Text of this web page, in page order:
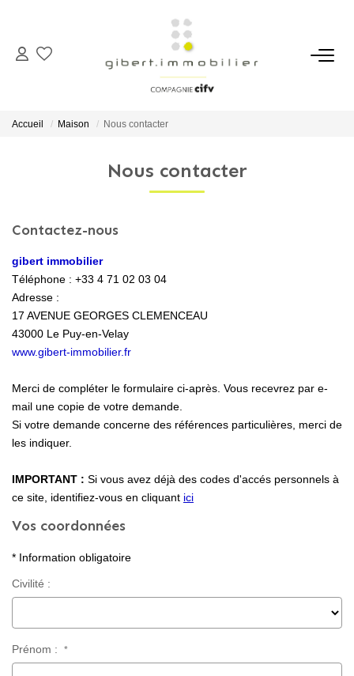
ACHETER
Maisons
Locaux Professionnels
Parkings
Maisons
Dossier De Candidature
ESTIMER
Newsletters
Accueil Maison Nous contacter
Nous contacter
Contactez-nous
gibert immobilier
Téléphone : +33 4 71 02 03 04
Adresse :
17 AVENUE GEORGES CLEMENCEAU
43000 Le Puy-en-Velay
www.gibert-immobilier.fr
Merci de compléter le formulaire ci-après. Vous recevrez par e-
mail une copie de votre demande.
Si votre demande concerne des références particulières, merci de
les indiquer.
IMPORTANT : Si vous avez déjà des codes d'accés personnels à
ce site, identifiez-vous en cliquant ici
Vos coordonnées
* Information obligatoire
Civilité :
Prénom : *